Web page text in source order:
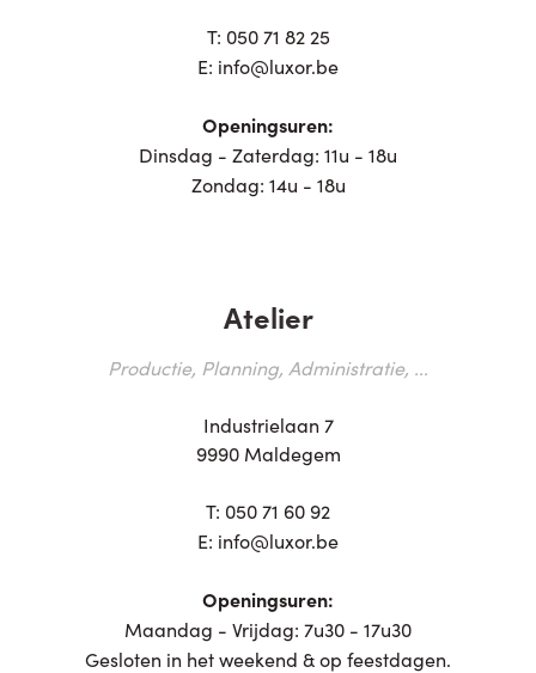
T: 050 71 82 25
E: info@luxor.be
Openingsuren:
Dinsdag - Zaterdag: 11u - 18u
Zondag: 14u - 18u
Atelier
Productie, Planning, Administratie, ...
Industrielaan 7
9990 Maldegem
T: 050 71 60 92
E: info@luxor.be
Openingsuren:
Maandag - Vrijdag: 7u30 - 17u30
Gesloten in het weekend & op feestdagen.